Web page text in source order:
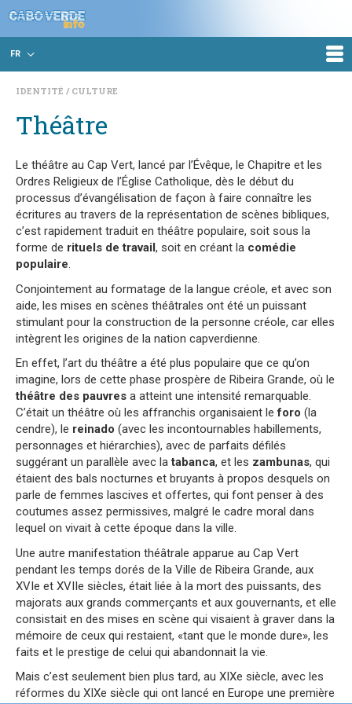
FR
IDENTITÉ CULTURE
Théâtre
Le théâtre au Cap Vert, lancé par l’Évêque, le Chapitre et les
Ordres Religieux de l’Église Catholique, dès le début du
processus d’évangélisation de façon à faire connaître les
écritures au travers de la représentation de scènes bibliques,
c’est rapidement traduit en théâtre populaire, soit sous la
forme de rituels de travail, soit en créant la comédie
populaire.
Conjointement au formatage de la langue créole, et avec son
aide, les mises en scènes théâtrales ont été un puissant
stimulant pour la construction de la personne créole, car elles
intègrent les origines de la nation capverdienne.
En effet, l’art du théâtre a été plus populaire que ce qu’on
imagine, lors de cette phase prospère de Ribeira Grande, où le
théâtre des pauvres a atteint une intensité remarquable.
C’était un théâtre où les affranchis organisaient leforo (la
cendre), le reinado (avec les incontournables habillements,
personnages et hiérarchies), avec de parfaits défilés
suggérant un parallèle avec latabanca, et les zambunas, qui
étaient des bals nocturnes et bruyants à propos desquels on
parle de femmes lascives et offertes, qui font penser à des
coutumes assez permissives, malgré le cadre moral dans
lequel on vivait à cette époque dans la ville.
Une autre manifestation théâtrale apparue au Cap Vert
pendant les temps dorés de la Ville de Ribeira Grande, aux
XVIe et XVIIe siècles, était liée à la mort des puissants, des
majorats aux grands commerçants et aux gouvernants, et elle
consistait en des mises en scène qui visaient à graver dans la
mémoire de ceux qui restaient, «tant que le monde dure», les
faits et le prestige de celui qui abandonnait la vie.
Mais c’est seulement bien plus tard, au XIXe siècle, avec les
réformes du XIXe siècle qui ont lancé en Europe une première